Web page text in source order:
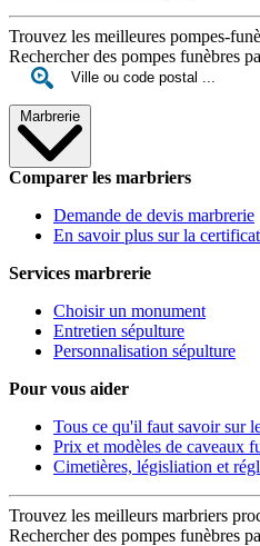
Trouvez les meilleures pompes-
Rechercher des pompes funèbres
Marbrerie
Comparer les marbriers
Demande de devis marbrerie
En savoir plus sur la
Services marbrerie
Choisir un monument
Entretien sépulture
Personnalisation sépulture
Pour vous aider
Tous ce qu'il faut savoir sur
Prix et modèles de caveaux
Cimetières, législiation et
Trouvez les meilleurs marbriers
Rechercher des pompes funèbres